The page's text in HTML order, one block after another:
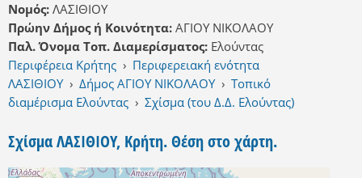
Νομός: ΛΑΣΙΘΙΟΥ
Πρώην Δήμος ή Κοινότητα: ΑΓΙΟΥ ΝΙΚΟΛΑΟΥ
Παλ. Όνομα Τοπ. Διαμερίσματος: Ελούντας
Περιφέρεια Κρήτης › Περιφερειακή ενότητα
ΛΑΣΙΘΙΟΥ › Δήμος ΑΓΙΟΥ ΝΙΚΟΛΑΟΥ › Τοπικό
διαμέρισμα Ελούντας › Σχίσμα (του Δ.Δ. Ελούντας)
Σχίσμα ΛΑΣΙΘΙΟΥ, Κρήτη. Θέση στο χάρτη.